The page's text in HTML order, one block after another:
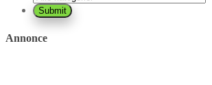
Annonce